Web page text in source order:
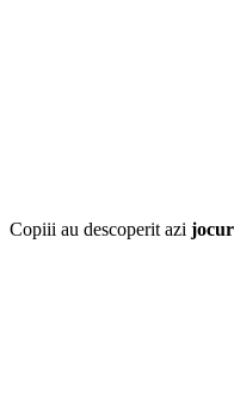
Copiii au descoperit azi